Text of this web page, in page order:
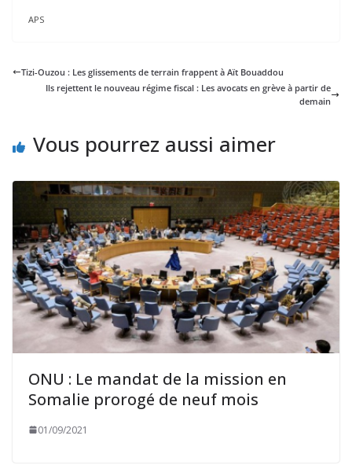
APS
Tizi-Ouzou : Les glissements de terrain frappent à Aït Bouaddou
Ils rejettent le nouveau régime fiscal : Les avocats en grève à partir de
demain
Vous pourrez aussi aimer
ONU : Le mandat de la mission en
Somalie prorogé de neuf mois
01/09/2021